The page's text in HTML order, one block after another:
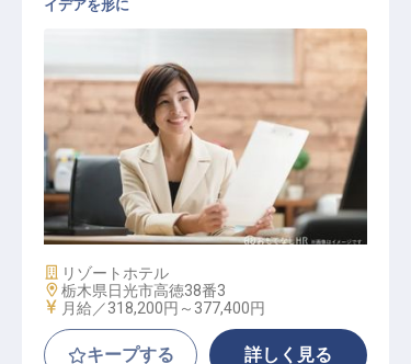
企画部（管理職：マネージャー）
イデアを形に
施設業態
リゾートホテル
勤務地
栃木県日光市高徳38番3
給与
月給／318,200円～ 377,400円
キープする 詳しく見る